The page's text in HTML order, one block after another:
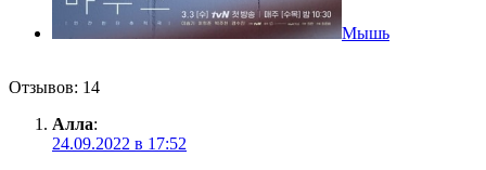
Мышь
Отзывов: 14
Алла:
24.09.2022 в 17:52